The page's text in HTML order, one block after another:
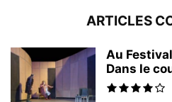
ARTICLES
Au
Dans le